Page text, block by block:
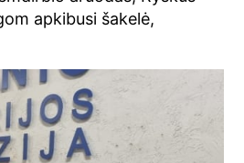
apkibusi šakelė,